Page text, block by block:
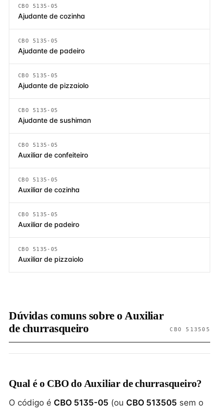
CBO 5135-05
Ajudante de cozinha
CBO 5135-05
Ajudante de padeiro
CBO 5135-05
Ajudante de pizzaiolo
CBO 5135-05
Ajudante de sushiman
CBO 5135-05
Auxiliar de confeiteiro
CBO 5135-05
Auxiliar de cozinha
CBO 5135-05
Auxiliar de padeiro
CBO 5135-05
Auxiliar de pizzaiolo
Dúvidas comuns sobre o Auxiliar
de churrasqueiro
CBO 513505
Qual é o CBO do Auxiliar de churrasqueiro?
O código é CBO 5135-05 (ou CBO 513505 sem o